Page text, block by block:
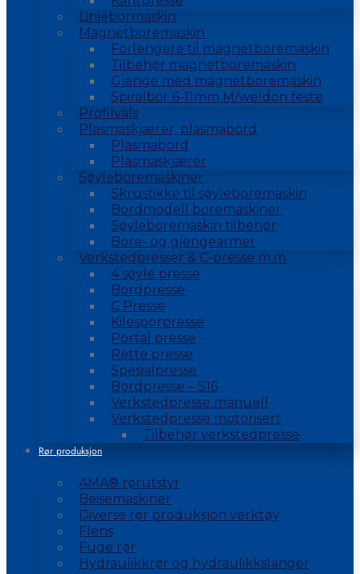
Linjebormaskin
Magnetboremaskin
Forlengere til magnetboremaskin
Tilbehør magnetboremaskin
Gjenge med magnetboremaskin
Spiralbor 6-11mm M/weldon feste
Profilvals
Plasmaskjærer, plasmabord
Plasmabord
Plasmaskjærer
Søyleboremaskiner
Skrustikke til søyleboremaskin
Bordmodell boremaskiner
Søyleboremaskin tilbehør
Bore- og gjengearmer
Verkstedpresser & C-presse m.m
4 søyle presse
Bordpresse
C Presse
Kilesporpresse
Portal presse
Rette presse
Spesialpresse
Bordpresse – S16
Verkstedpresse manuell
Verkstedpresse motorisert
Tilbehør verkstedpresse
Rør produksjon
AMA® rørutstyr
Beisemaskiner
Diverse rør produksjon verktøy
Flens
Fuge rør
Hydraulikkrør og hydraulikkslanger